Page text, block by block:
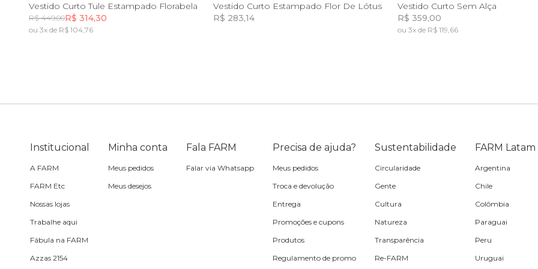
Sling
PP P M GG
Vestido Curto Tule Estampado Florabela
R$ 449,00R$ 314,30
ou 3x de R$ 104,76
Vestido Curto Estampado Flor De Lótus
R$ 283,14
PP P M
Vestido Curto Sem Alça
R$ 359,00
ou 3x de R$ 119,66
Institucional
A FARM
FARM Etc
Nossas lojas
Trabalhe aqui
Fábula na FARM
Azzas 2154
Minha conta
Meus pedidos
Meus desejos
Fala FARM
Falar via Whatsapp
Precisa de ajuda?
Meus pedidos
Troca e devolução
Entrega
Promoções e cupons
Produtos
Regulamento de promo
Sustentabilidade
Circularidade
Gente
Cultura
Natureza
Transparência
Re-FARM
FARM Latam
Argentina
Chile
Colômbia
Paraguai
Peru
Uruguai